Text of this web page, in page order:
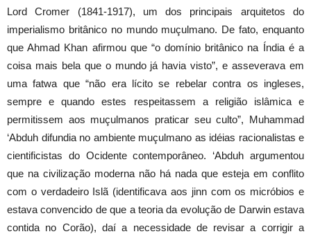
Lord Cromer (1841-1917), um dos principais arquitetos do
imperialismo britânico no mundo muçulmano. De fato, enquanto
que Ahmad Khan afirmou que “o domínio britânico na Índia é a
coisa mais bela que o mundo já havia visto”, e asseverava em
uma fatwa que “não era lícito se rebelar contra os ingleses,
sempre e quando estes respeitassem a religião islâmica e
permitissem aos muçulmanos praticar seu culto”, Muhammad
‘Abduh difundia no ambiente muçulmano as idéias racionalistas e
cientificistas do Ocidente contemporâneo. ‘Abduh argumentou
que na civilização moderna não há nada que esteja em conflito
com o verdadeiro Islã (identificava aos jinn com os micróbios e
estava convencido de que a teoria da evolução de Darwin estava
contida no Corão), daí a necessidade de revisar a corrigir a